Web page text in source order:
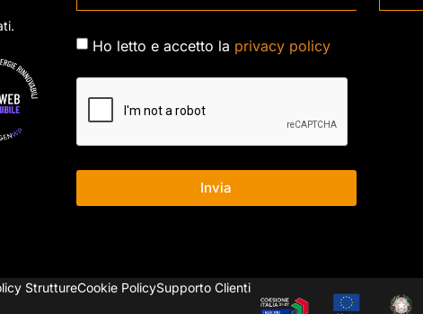
Ho letto e accetto la privacy policy
Invia
StruttureCookie PolicySupporto Clienti